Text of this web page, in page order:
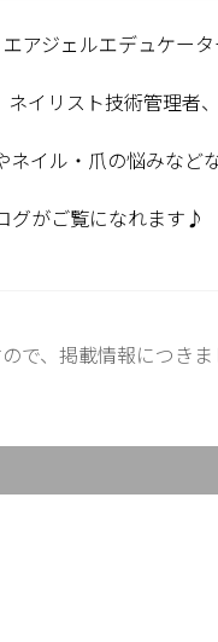
アジェルエデュケー
イリスト技術管理者
イル・爪の悩みなど
グがご覧になれます♪
で、掲載情報につき